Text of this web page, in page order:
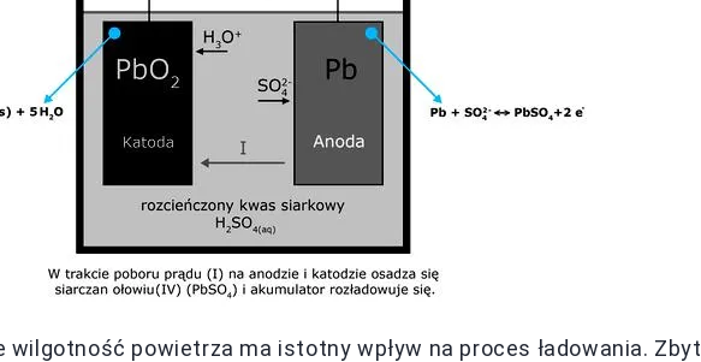
powietrza ma istotny wpływ na proces ładowania. Zbyt